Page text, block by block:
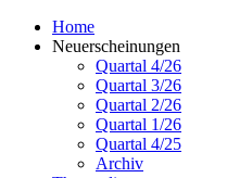
Home
Neuerscheinungen
Quartal 4/26
Quartal 3/26
Quartal 2/26
Quartal 1/26
Quartal 4/25
Archiv